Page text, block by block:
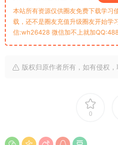
本站所有资源仅供圈友免费下载学习
载，还不是圈友充值升级圈友开始学
信:wh26428 微信加不上就加
版权归原作者所有，如有侵权，
0